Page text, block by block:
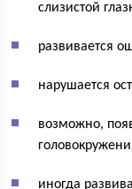
слизистой
развивается
нарушается
возможно,
иногда